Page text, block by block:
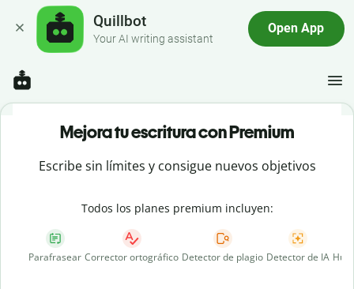
Quillbot
Your AI writing assistant
Open App
Mejora tu escritura con Premium
Escribe sin límites y consigue nuevos objetivos
Todos los planes premium incluyen:
Parafrasear Corrector ortográfico Detector de plagio Detector de IA